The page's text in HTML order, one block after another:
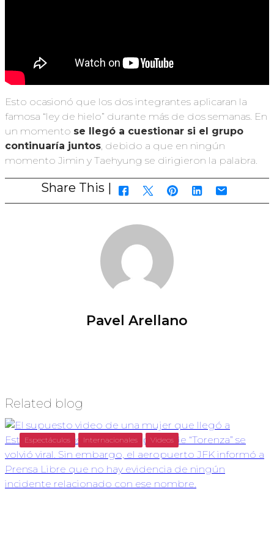
Esto ocasionó que los dos integrantes aplicaran la
famosa “ley de hielo” durante más de dos semanas. En
un momento se llegó a cuestionar si el grupo
continuaría juntos, debido a que en ningún
momento Jimin y Taehyung se dirigieron la palabra.
Share This |
Pavel Arellano
Related blog
Espectáculos Internacionales Videos